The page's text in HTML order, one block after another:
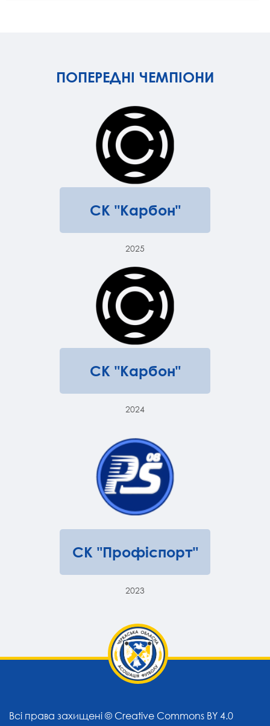
ПОПЕРЕДНІ ЧЕМПІОНИ
СК "Карбон"
2025
СК "Карбон"
2024
СК "Профіспорт"
2023
Всі права захищені © Creative Commons BY 4.0